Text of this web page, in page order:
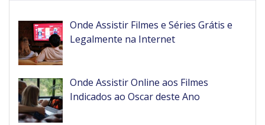
Onde Assistir Filmes e Séries Grátis e
Legalmente na Internet
Onde Assistir Online aos Filmes
Indicados ao Oscar deste Ano